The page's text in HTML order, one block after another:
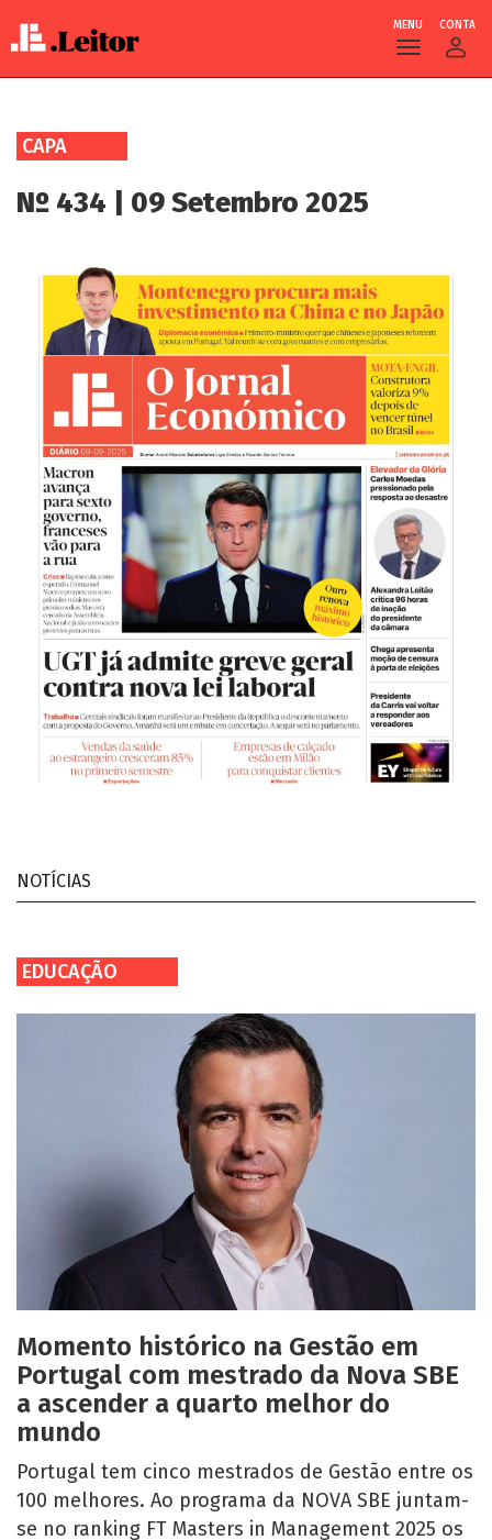
main
CONTA
MENU
CAPA
Nº 434 | 09 Setembro 2025
NOTÍCIAS
EDUCAÇÃO
Momento histórico na Gestão em
Portugal com mestrado da Nova SBE
a ascender a quarto melhor do
mundo
Portugal tem cinco mestrados de Gestão entre os
100 melhores. Ao programa da NOVA SBE juntam-
se no ranking FT Masters in Management 2025 os